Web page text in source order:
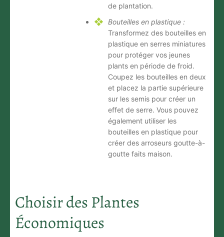
de plantation.
Bouteilles en plastique :
Transformez des bouteilles en
plastique en serres miniatures
pour protéger vos jeunes
plants en période de froid.
Coupez les bouteilles en deux
et placez la partie supérieure
sur les semis pour créer un
effet de serre. Vous pouvez
également utiliser les
bouteilles en plastique pour
créer des arroseurs goutte-à-
goutte faits maison.
Choisir des Plantes
Économiques